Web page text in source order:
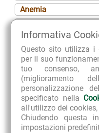
Informativa
Questo sito utilizza i
per il suo
tuo consenso,
(miglioramento
personalizzazione
specificato nella
all'utilizzo dei
Chiudendo questa
impostazioni
Anemia
Anoressia
Ansiolitico
Antalgico
Antiaggregante
Anticefalalgico
Antidismenorroico
Antiedemigeno (o